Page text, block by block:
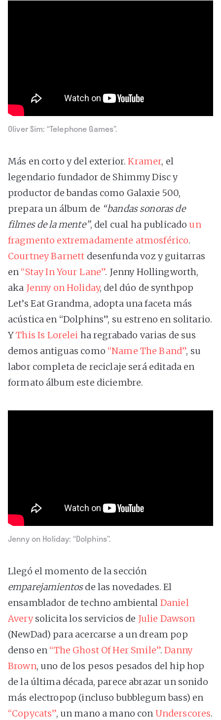
Oliver Sim: “Telephone Games”.
Más en corto y del exterior.Kramer, el
legendario fundador de Shimmy Disc y
productor de bandas como Galaxie 500,
prepara un álbum de “bandas sonoras de
filmes de la mente”, del cual ha publicado un
fragmento extremadamente atmosférico.
Courtney Barnett desenfunda voz y guitarras
en “Stay In Your Lane”. Jenny Hollingworth,
aka Jenny on Holiday, del dúo de synthpop
Let’s Eat Grandma, adopta una faceta más
acústica en “Dolphins”, su estreno en solitario.
YThis Is Lorelei ha regrabado varias de sus
demos antiguas como “Name The Band”, su
labor completa de reciclaje será editada en
formato álbum este diciembre.
Jenny on Holiday: “Dolphins”.
Llegó el momento de la sección
emparejamientosde las novedades. El
ensamblador de techno ambiental Daniel
Averysolicita los servicios de Julie Dawson
(NewDad) para acercarse a un dream pop
denso en “The Ghost Of Her Smile”.Danny
Brown, uno de los pesos pesados del hip hop
de la última década, parece abrazar un sonido
más electropop (incluso bubblegum bass) en
“Copycats”, un mano a mano con Underscores.